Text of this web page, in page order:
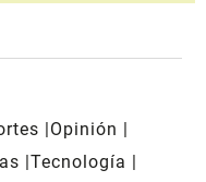
Opinión
Tecnología